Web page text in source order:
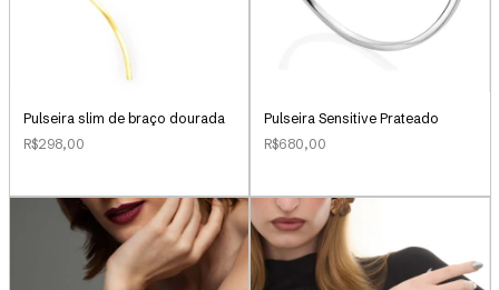
Pulseira slim de braço dourada
R$298,00
Pulseira Sensitive Prateado
R$680,00